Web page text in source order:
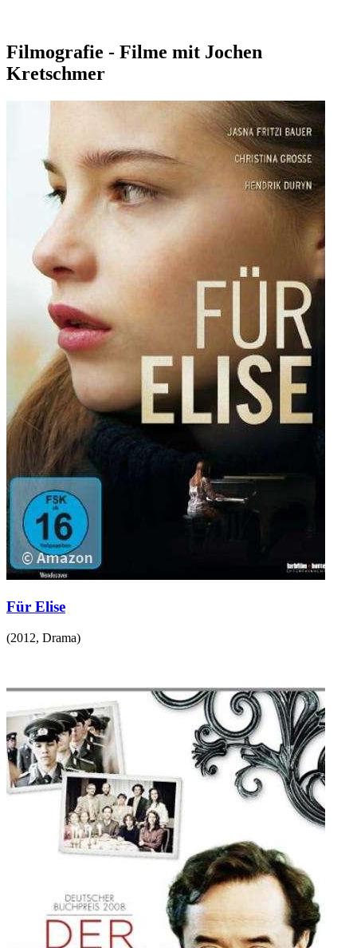
Filmografie - Filme mit Jochen
Kretschmer
Für Elise
(2012, Drama)